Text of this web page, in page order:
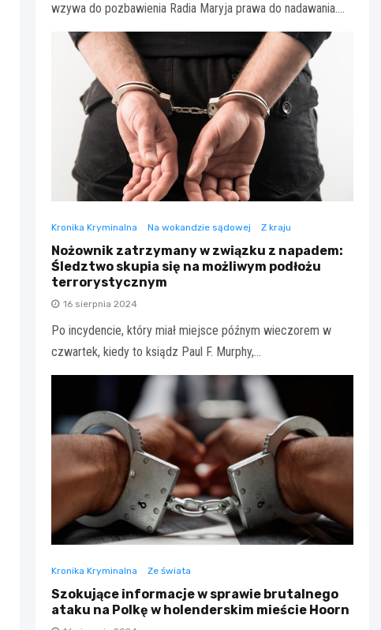
wzywa do pozbawienia Radia Maryja prawa do nadawania.…
Kronika Kryminalna Na wokandzie sądowej Z kraju
Nożownik zatrzymany w związku z napadem:
Śledztwo skupia się na możliwym podłożu
terrorystycznym
16 sierpnia 2024
Po incydencie, który miał miejsce późnym wieczorem w
czwartek, kiedy to ksiądz Paul F. Murphy,…
Kronika Kryminalna Ze świata
Szokujące informacje w sprawie brutalnego
ataku na Polkę w holenderskim mieście Hoorn